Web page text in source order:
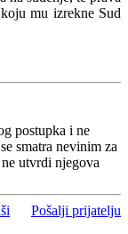
mu izrekne Sud
postupka i ne
smatra nevinim za
utvrdi njegova
Pošalji prijatelju